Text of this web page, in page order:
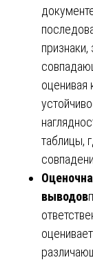
оценивая
таблицы,
выводов